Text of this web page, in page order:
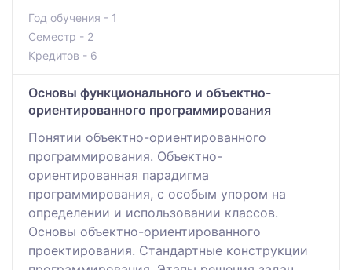
Год обучения - 1
Семестр - 2
Кредитов - 6
Основы функционального и объектно-
ориентированного программирования
Понятии объектно-ориентированного
программирования. Объектно-
ориентированная парадигма
программирования, с особым упором на
определении и использовании классов.
Основы объектно-ориентированного
проектирования. Стандартные конструкции